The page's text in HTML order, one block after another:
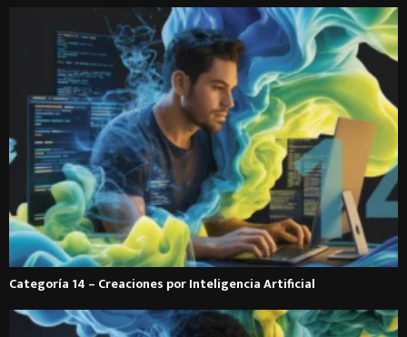
Categoría 14 – Creaciones por Inteligencia Artificial